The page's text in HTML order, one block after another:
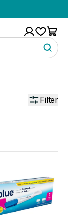
Filter